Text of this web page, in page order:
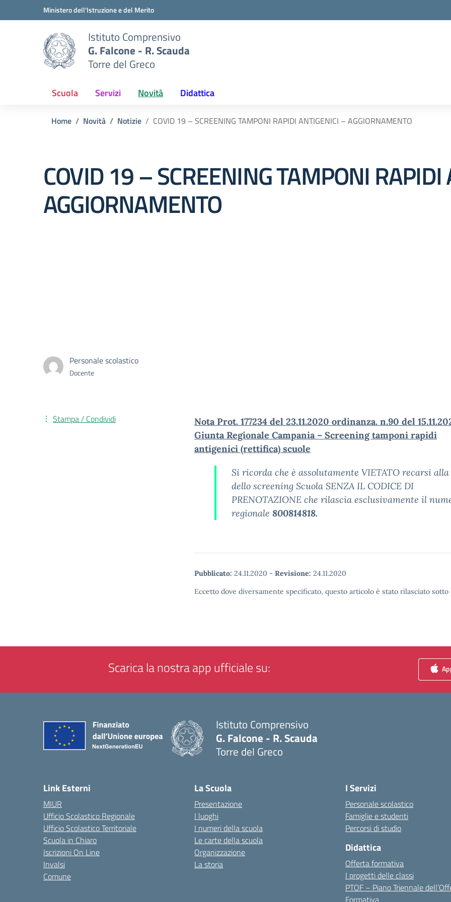
Vai ai contenuti
Vai al menu di navigazioneMinistero dell'Istruzione e del Merito
Istituto Comprensivo
G. Falcone - R. Scauda
Torre del Greco
Scuola Servizi Novità Didattica
Home Novità Notizie COVID 19 – SCREENING TAMPONI RAPIDI ANTIGENICI – AGGIORNAMENTO
COVID 19 – SCREENING TAMPONI
AGGIORNAMENTO
Personale scolastico
Docente
Nota Prot. 177234 del 23.11.2020 ordinanza. n.90 del
Giunta Regionale Campania – Screening tamponi rapidi
antigenici (rettifica) scuole
Si ricorda che è assolutamente VIETATO recarsi alla
dello screening Scuola SENZA IL CODICE DI
PRENOTAZIONE che rilascia esclusivamente il
regionale 800814818.
Pubblicato: 24.11.2020 - Revisione: 24.11.2020
Eccetto dove diversamente specificato, questo articolo è stato rilasciato
Stampa / Condividi
Scarica la nostra app ufficiale su:
Istituto Comprensivo
G. Falcone - R. Scauda
Torre del Greco
Link Esterni
MIUR
Ufficio Scolastico Regionale
Ufficio Scolastico Territoriale
Scuola in Chiaro
Iscrizioni On Line
Invalsi
Comune
La Scuola
Presentazione
I luoghi
I numeri della scuola
Le carte della scuola
Organizzazione
La storia
I Servizi
Personale scolastico
Famiglie e studenti
Percorsi di studio
Didattica
Offerta formativa
I progetti delle classi
PTOF – Piano Triennale
Formativa